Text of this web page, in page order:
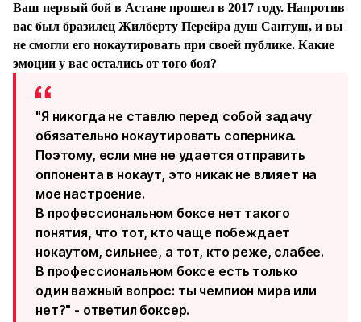
Ваш первый бой в Астане прошел в 2017 году. Напротив
вас был бразилец Жилберту Перейра душ Сантуш, и вы
не смогли его нокаутировать при своей публике. Какие
эмоции у вас остались от того боя?
"Я никогда не ставлю перед собой задачу
обязательно нокаутировать соперника.
Поэтому, если мне не удается отправить
оппонента в нокаут, это никак не влияет на
мое настроение.
В профессиональном боксе нет такого
понятия, что тот, кто чаще побеждает
нокаутом, сильнее, а тот, кто реже, слабее.
В профессиональном боксе есть только
один важный вопрос: ты чемпион мира или
нет?" - ответил боксер.